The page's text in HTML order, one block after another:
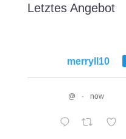
Letztes Angebot
merryll10
@ · now